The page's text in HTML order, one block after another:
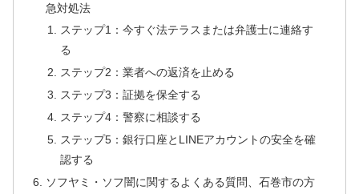
急対処法
ステップ1：今すぐ法テラスまたは弁護士に連絡す
る
ステップ2：業者への返済を止める
ステップ3：証拠を保全する
ステップ4：警察に相談する
ステップ5：銀行口座とLINEアカウントの安全を確
認する
ソフヤミ・ソフ闇に関するよくある質問、石巻市の方